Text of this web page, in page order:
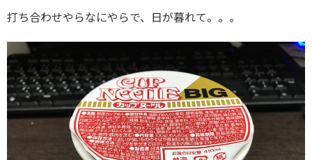
打ち合わせやらなにやらで、日が暮れて。。。